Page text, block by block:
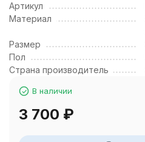
Артикул
Материал
Размер
Пол
Страна производитель
В наличии
3 700 ₽